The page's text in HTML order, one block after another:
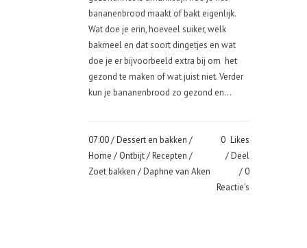
bananenbrood maakt of bakt eigenlijk.
Wat doe je erin, hoeveel suiker, welk
bakmeel en dat soort dingetjes en wat
doe je er bijvoorbeeld extra bij om het
gezond te maken of wat juist niet. Verder
kun je bananenbrood zo gezond en...
07:00 /Dessert en bakken /
Home / Ontbijt/Recepten /
Zoet bakken / Daphne van Aken
0 Likes
Deel
0
Reactie's